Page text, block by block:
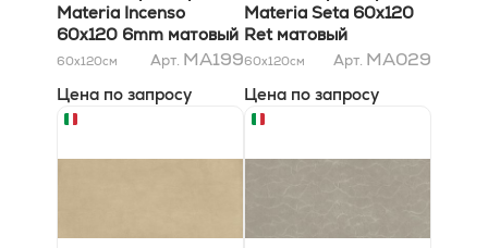
Materia Incenso
60x120 6mm матовый
60x120см Арт. MA199
Цена по запросу
Materia Seta 60x120
Ret матовый
60x120см Арт. MA029
Цена по запросу